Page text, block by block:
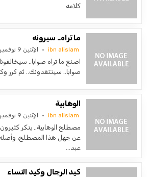
كلامه
ما تراه.. سيرونه
ibn alislam الإثنين 9 نوفمبر 2020
‏اصنع ما تراه صوابا..
صوابا.. سينتقدونك.. ثم كرر
الوهابية
ibn alislam الإثنين 9 نوفمبر 2020
مصطلح الوهابية.. ينكر
عن جهل هذا المصطلح،
عبد…
كيد الرجال وكيد النساء